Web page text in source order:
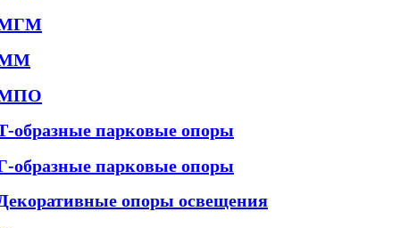
образные парковые опоры
образные парковые опоры
опоры освещения